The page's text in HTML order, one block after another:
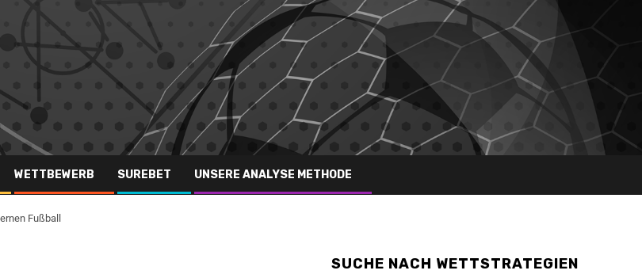
WETTBEWERB SUREBET UNSERE ANALYSE METHODE
Fußball
SUCHE NACH WETTSTRATEGIEN